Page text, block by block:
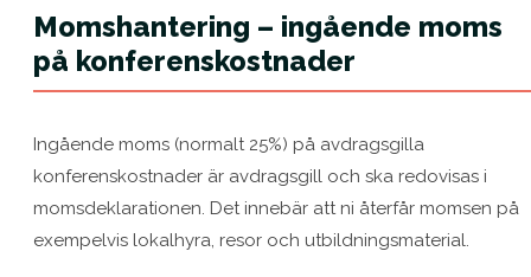
Momshantering – ingående moms
på konferenskostnader
Ingående moms (normalt 25%) på avdragsgilla
konferenskostnader är avdragsgill och ska redovisas i
momsdeklarationen. Det innebär att ni återfår momsen på
exempelvis lokalhyra, resor och utbildningsmaterial.